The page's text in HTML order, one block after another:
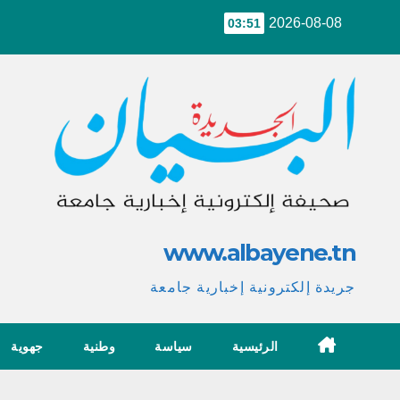
2026-08-08
03:51
www.albayene.tn
جريدة إلكترونية إخبارية جامعة
الرئيسية سياسة وطنية جهوية